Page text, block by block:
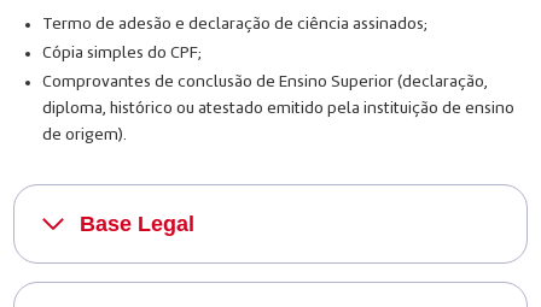
Termo de adesão e declaração de ciência assinados;
Cópia simples do CPF;
Comprovantes de conclusão de Ensino Superior (declaração,
diploma, histórico ou atestado emitido pela instituição de ensino
de origem).
Base Legal